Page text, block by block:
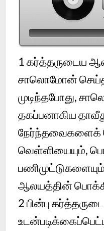
1கர்த்தருடைய
சாலொமோன்
முடிந்தபோது,
தகப்பனாகிய
நேர்ந்தவைகளைக்
வெள்ளியையும்,
ஆலயத்தின்
2பின்பு